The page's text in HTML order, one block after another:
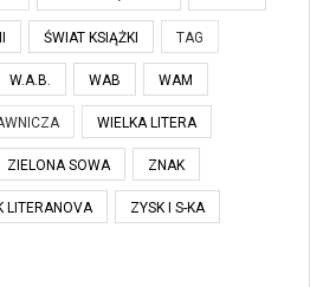
ŚWIAT KSIĄŻKI TAG
W.A.B. WAB WAM
WIELKA LITERA
ZIELONA SOWA ZNAK
LITERANOVA ZYSK I S-KA